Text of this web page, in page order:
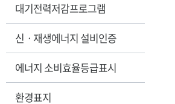
대기전력저감프로그램
신ㆍ재생에너지 설비인증
에너지 소비효율등급표시
환경표지